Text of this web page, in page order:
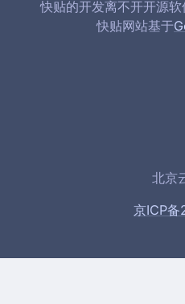
快贴的开发离不开开源
快贴网站基于
北京
京ICP